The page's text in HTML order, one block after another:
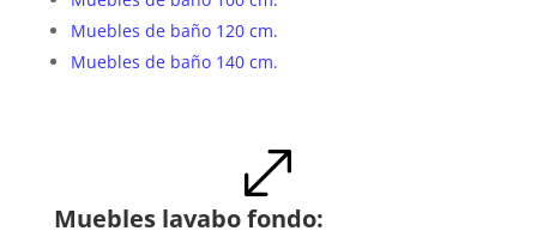
Muebles de baño 120 cm.
Muebles de baño 140 cm.
.
Muebles lavabo fondo: